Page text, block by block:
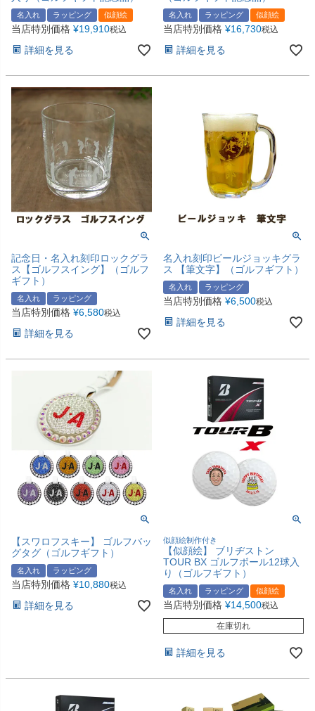
名入れ ラッピング 似顔絵
当店特別価格 ¥19,910税込
詳細を見る
名入れ ラッピング 似顔絵
当店特別価格 ¥16,730税込
詳細を見る
記念日・名入れ刻印ロックグラ
ス【ゴルフスイング】（ゴルフ
ギフト）
名入れ ラッピング
当店特別価格 ¥6,580税込
詳細を見る
名入れ刻印ビールジョッキグラ
ス 【筆文字】（ゴルフギフト）
名入れ ラッピング
当店特別価格 ¥6,500税込
詳細を見る
【スワロフスキー】 ゴルフバッ
グタグ（ゴルフギフト）
名入れ ラッピング
当店特別価格 ¥10,880税込
詳細を見る
似顔絵制作付き
【似顔絵】 ブリヂストン
TOUR BX ゴルフボール12球入
り（ゴルフギフト）
名入れ ラッピング 似顔絵
当店特別価格 ¥14,500税込
在庫切れ
詳細を見る